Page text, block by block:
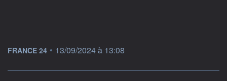
information fournie par
FRANCE 24 • 13/09/2024 à 13:08